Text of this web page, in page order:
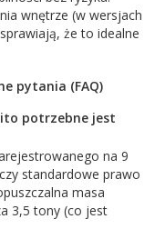
wnętrze (w wersjach
że to idealne
pytania (FAQ)
potrzebne jest
na 9
standardowe prawo
masa
3,5 tony (co jest